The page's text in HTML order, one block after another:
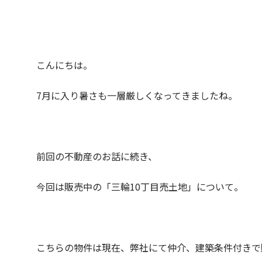
こんにちは。
7月に入り暑さも一層厳しくなってきましたね。
前回の不動産のお話に続き、
今回は販売中の「三輪10丁目売土地」について。
こちらの物件は現在、弊社にて仲介、建築条件付きで